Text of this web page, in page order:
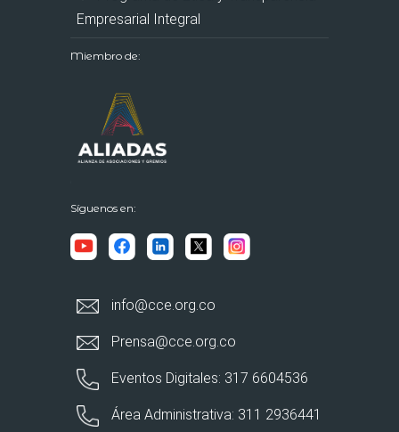
Empresarial Integral
Miembro de:
Síguenos en:
info@cce.org.co
Prensa@cce.org.co
Eventos Digitales: 317 6604536
Área Administrativa: 311 2936441